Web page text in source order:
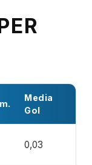
Media
Gol
0,03